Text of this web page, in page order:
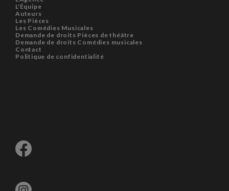
L'Équipe
Auteurs
Les Pièces
Les Comédies Musicales
Demande de droits Pièces de théâtre
Demande de droits Comédies musicales
Contact
Politique de confidentialité